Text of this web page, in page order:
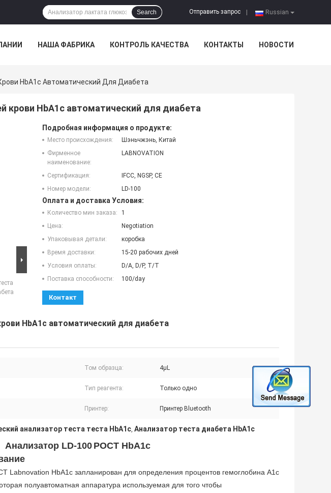
Russian
Отправить запрос
Search
НАША ФАБРИКА КОНТРОЛЬ КАЧЕСТВА КОНТАКТЫ НОВОСТИ
HbA1c Автоматический Для Диабета
крови HbA1c автоматический для диабета
Подробная информация о продукте:
Место происхождения:
Шэньчжэнь, Китай
Фирменное
наименование:
LABNOVATION
Сертификация:
IFCC, NGSP, CE
Номер модели:
LD-100
Оплата и доставка Условия:
Количество мин заказа:
1
Цена:
Negotiation
Упаковывая детали:
коробка
Время доставки:
15-20 рабочих дней
Условия оплаты:
D/A, D/P, T/T
Поставка способности:
100/day
Контакт
HbA1c автоматический для диабета
Том образца: 4μL
Тип реагента: Только одно
Принтер: Принтер Bluetooth
анализатор теста теста HbA1c, Анализатор теста диабета HbA1c
Анализатор LD-100 POCT HbA1c
Labnovation HbA1c запланирован для определения процентов гемоглобина A1c
полуавтоматная аппаратура используемая для того чтобы